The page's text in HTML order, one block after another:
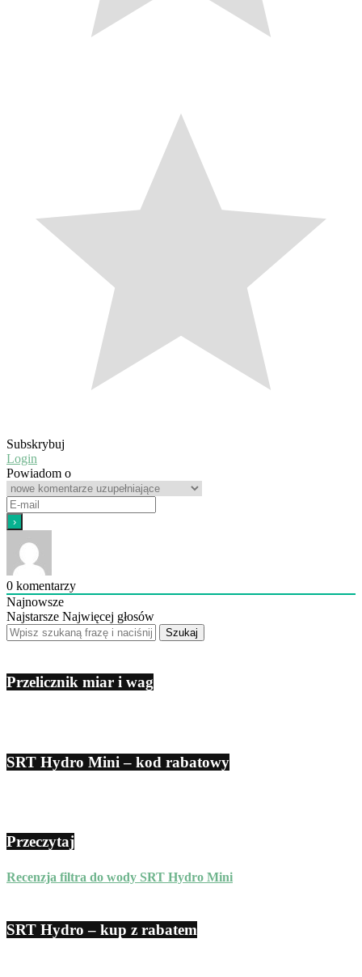
Subskrybuj
Login
Powiadom o
0 komentarzy
Najnowsze
Najstarsze Najwięcej głosów
Przelicznik miar i wag
SRT Hydro Mini – kod rabatowy
Przeczytaj
Recenzja filtra do wody SRT Hydro Mini
SRT Hydro – kup z rabatem